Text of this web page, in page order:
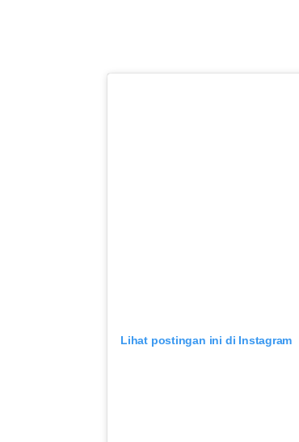
Lihat postingan ini di Instagram